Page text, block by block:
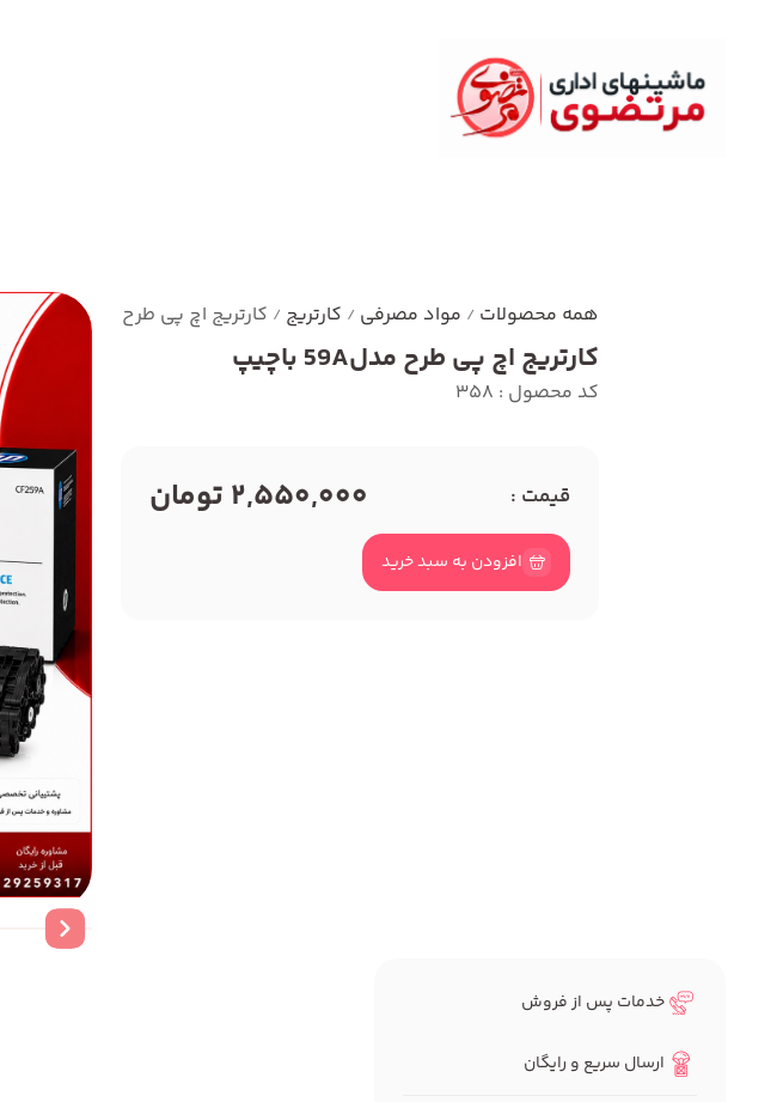
همه محصولات / مواد مصرفی / کارتریج / کارتریج اچ پی طرح مدل59A باچیپ
کارتریج اچ پی طرح مدل59A باچیپ
کد محصول : 358
قیمت : 2,550,000 تومان
افزودن به سبد خرید
خدمات پس از فروش
ارسال سریع و رایگان